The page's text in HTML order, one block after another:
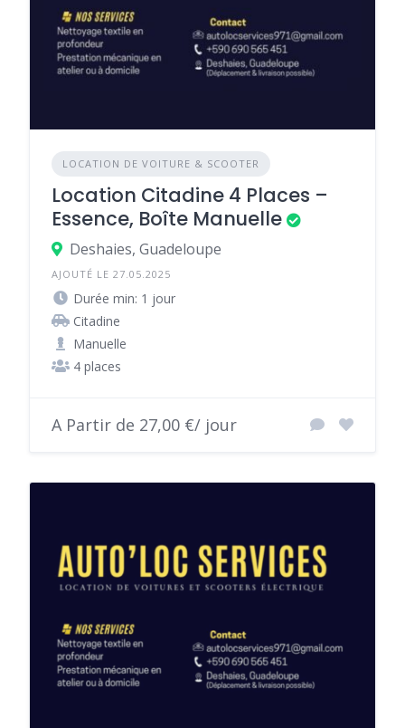
LOCATION DE VOITURE & SCOOTER
Location Citadine 4 Places –
Essence, Boîte Manuelle
Deshaies, Guadeloupe
AJOUTÉ LE 27.05.2025
Durée min: 1 jour
Citadine
Manuelle
4 places
A Partir de 27,00 €/ jour